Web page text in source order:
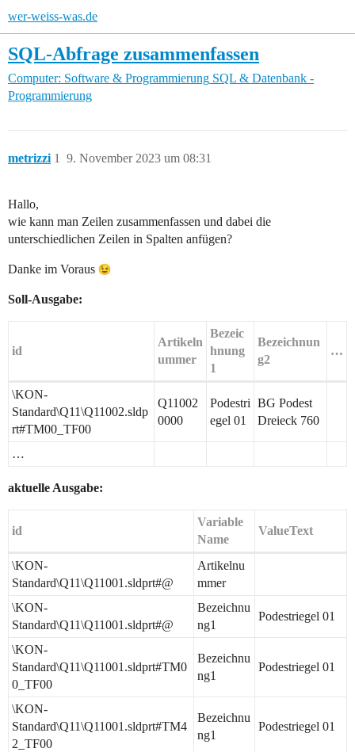
wer-weiss-was.de
SQL-Abfrage zusammenfassen
Computer: Software & Programmierung SQL & Datenbank -
Programmierung
metrizzi 9. November 2023 um 08:31
1
Hallo,
wie kann man Zeilen zusammenfassen und dabei die
unterschiedlichen Zeilen in Spalten anfügen?
Danke im Voraus
Soll-Ausgabe:
id
Artikeln
ummer
Bezeic
hnung
1
Bezeichnun
g2
…
\KON-
Standard\Q11\Q11002.sldp
rt#TM00_TF00
Q11002
0000
Podestri
egel 01
BG Podest
Dreieck 760
…
aktuelle Ausgabe:
id
Variable
Name
ValueText
\KON-
Standard\Q11\Q11001.sldprt#@
Artikelnu
mmer
\KON-
Standard\Q11\Q11001.sldprt#@
Bezeichnu
ng1
Podestriegel 01
\KON-
Standard\Q11\Q11001.sldprt#TM0
0_TF00
Bezeichnu
ng1
Podestriegel 01
\KON-
Standard\Q11\Q11001.sldprt#TM4
2_TF00
Bezeichnu
ng1
Podestriegel 01